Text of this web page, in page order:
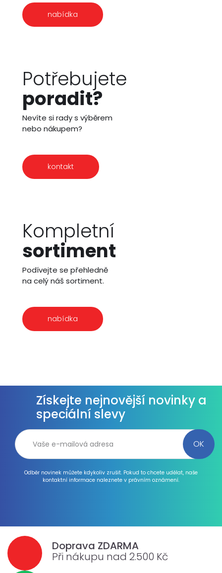
nabídka
Potřebujete
poradit?
Nevíte si rady s výběrem
nebo nákupem?
kontakt
Kompletní
sortiment
Podívejte se přehledně
na celý náš sortiment.
nabídka
Získejte nejnovější novinky a
speciální slevy
Odběr novinek můžete kdykoliv zrušit. Pokud to chcete udělat, naše
kontaktní informace naleznete v právním oznámení.
Doprava ZDARMA
Při nákupu nad 2.500 Kč